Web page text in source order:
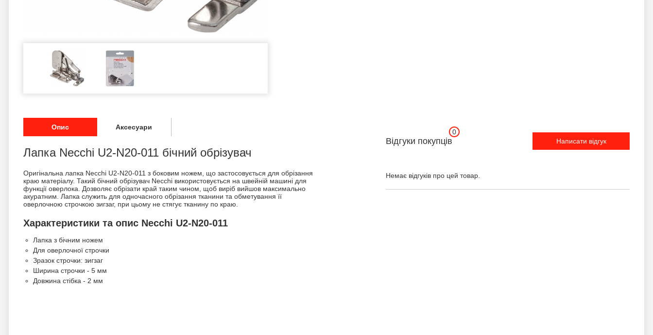
Опис Аксесуари
Лапка Necchi U2-N20-011 бічний обрізувач
Оригінальна лапка Necchi U2-N20-011 з боковим ножем, що застосовується для обрізання
краю матеріалу. Такий бічний обрізувач Necchi використовується на швейній машині для
функції оверлока. Дозволяє обрізати край таким чином, щоб виріб вийшов максимально
акуратним. Лапка служить для одночасного обрізання тканини та обметування її
оверлочною строчкою зигзаг, при цьому не стягує тканину по краю.
Характеристики та опис Necchi U2-N20-011
Лапка з бічним ножем
Для оверлочної строчки
Зразок строчки: зигзаг
Ширина строчки - 5 мм
Довжина стібка - 2 мм
Відгуки покупців
0
Написати відгук
Немає відгуків про цей товар.